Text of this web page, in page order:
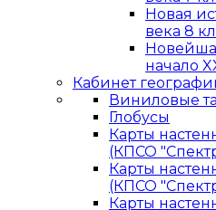
Новая
века 8
начало
Кабинет
Виниловые
Глобусы
Карты
(КПСО
Карты
(КПСО
Карты